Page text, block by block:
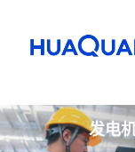
发电